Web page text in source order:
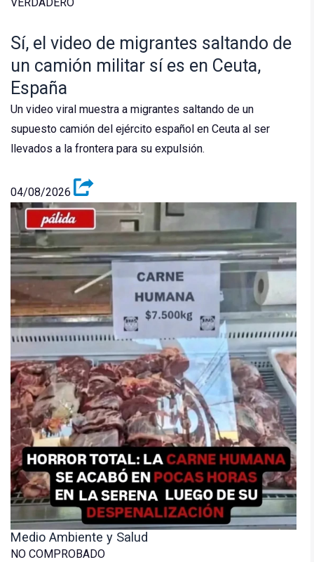
Sí, el video de migrantes saltando de
un camión militar sí es en Ceuta,
España
Un video viral muestra a migrantes saltando de un
supuesto camión del ejército español en Ceuta al ser
llevados a la frontera para su expulsión.
04/08/2026
Medio Ambiente y Salud
NO COMPROBADO